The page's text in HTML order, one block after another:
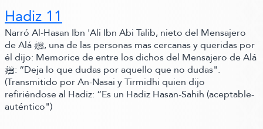
Hadiz 11
Narró Al-Hasan Ibn 'Ali Ibn Abi Talib, nieto del Mensajero
de Alá ﷺ‬,una de las personas mas cercanas y queridas por
él dijo: Memorice de entre los dichos del Mensajero de Alá
ﷺ‬: “Deja lo que dudas por aquello que no dudas".
(Transmitido por An-Nasai y Tirmidhi quien dijo
refiriéndose al Hadiz: “Es un Hadiz Hasan-Sahih (aceptable-
auténtico")